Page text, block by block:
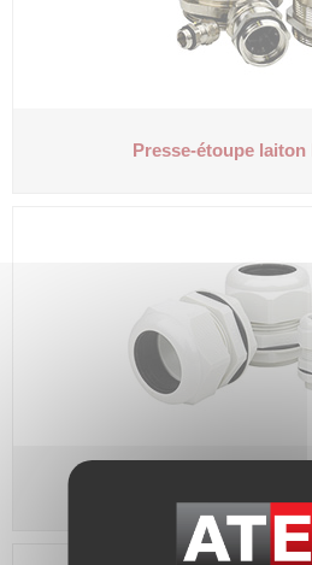
Presse-étoupe laiton